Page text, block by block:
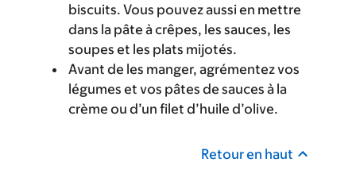
biscuits. Vous pouvez aussi en mettre
dans la pâte à crêpes, les sauces, les
soupes et les plats mijotés.
Avant de les manger, agrémentez vos
légumes et vos pâtes de sauces à la
crème ou d’un filet d’huile d’olive.
Retour en haut